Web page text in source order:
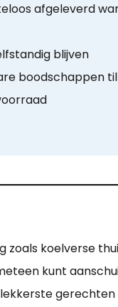
afgeleverd
blijven
boodschappen
zoals koelverse
kunt
gerechten